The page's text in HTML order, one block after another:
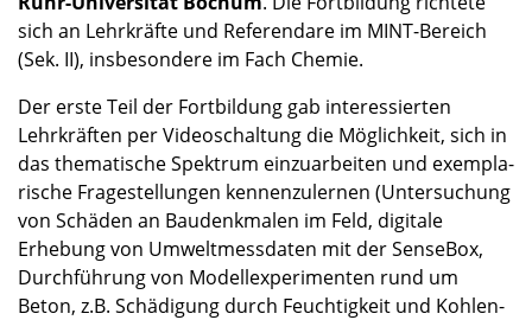
sich an Lehrkräfte und Referen­dare im MINT-Bereich
(Sek. II), insbe­son­dere im Fach Chemie.
Der erste Teil der Fortbil­dung gab inter­es­sier­ten
Lehrkräf­ten per Video­schal­tung die Möglich­keit, sich in
das thema­ti­sche Spektrum einzu­ar­bei­ten und exempla­
ri­sche Frage­stel­lun­gen kennen­zu­ler­nen (Unter­su­chung
von Schäden an Baudenk­ma­len im Feld, digitale
Erhebung von Umwelt­mess­da­ten mit der Sense­Box,
Durch­füh­rung von Modell­ex­pe­ri­men­ten rund um
Beton, z.B. Schädi­gung durch Feuch­tig­keit und Kohlen­